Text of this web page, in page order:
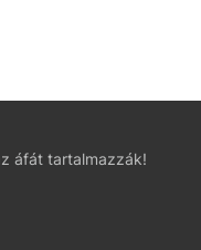
áfát tartalmazzák!